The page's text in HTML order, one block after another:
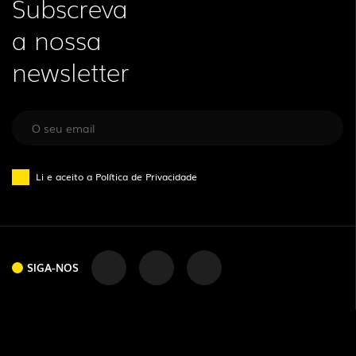
a nossa
newsletter
Li e aceito a Política de Privacidade
SIGA-NOS